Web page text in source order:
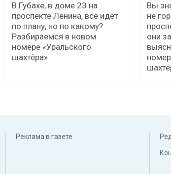
В Губахе, в доме 23 на
проспекте Ленина, всё идёт
по плану, но по какому?
Разбираемся в новом
номере «Уральского
шахтёра»
Вы
не
они
Реклама в газете